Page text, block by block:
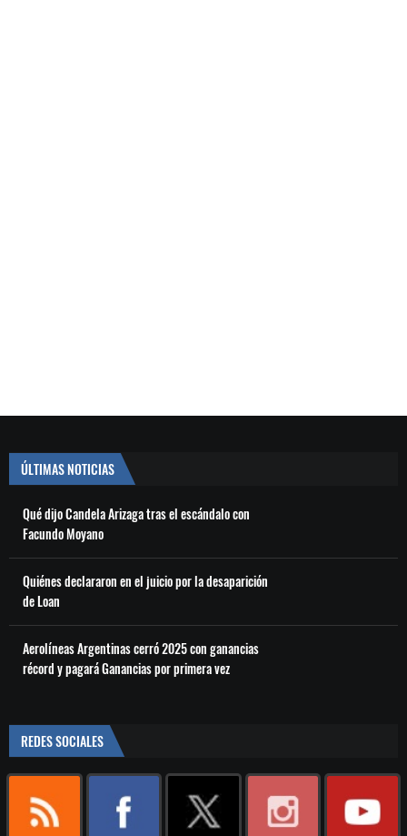
ÚLTIMAS NOTICIAS
Qué dijo Candela Arizaga tras el escándalo con
Facundo Moyano
Quiénes declararon en el juicio por la desaparición
de Loan
Aerolíneas Argentinas cerró 2025 con ganancias
récord y pagará Ganancias por primera vez
REDES SOCIALES